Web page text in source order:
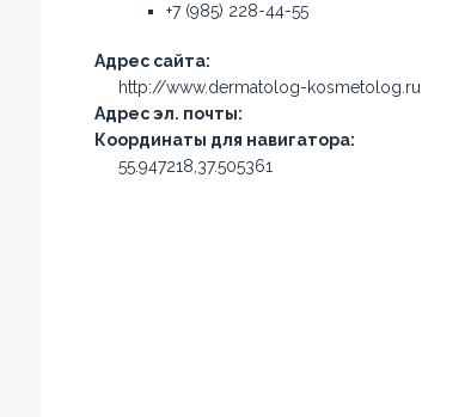
+7 (985) 228-44-55
Адрес сайта:
http://www.dermatolog-kosmetolog.ru
Адрес эл. почты:
Координаты для навигатора:
55.947218,37.505361